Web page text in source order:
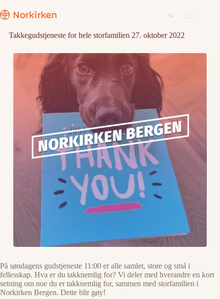
til
innholdet
Takkegudstjeneste for hele storfamilien 27. oktober 2022
På søndagens gudstjeneste 11:00 er alle samlet, store og små i
fellesskap. Hva er du takknemlig for? Vi deler med hverandre en kort
setning om noe du er takknemlig for, sammen med storfamilien i
Norkirken Bergen. Dette blir gøy!